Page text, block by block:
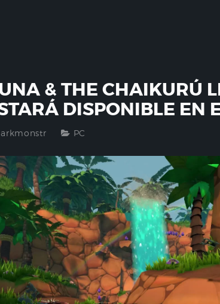
& THE CHAIKURÚ
DISPONIBLE EN
PC